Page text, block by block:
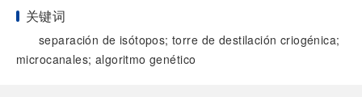
关键词
separación de isótopos; torre de destilación criogénica;
microcanales; algoritmo genético